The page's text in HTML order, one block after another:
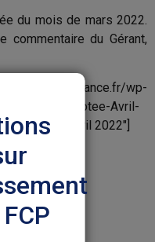
du mois de mars 2022.
commentaire du Gérant,
finance.fr/wp-
Gestion-Pilotee-Avril-
Pilotée – Avril 2022″]